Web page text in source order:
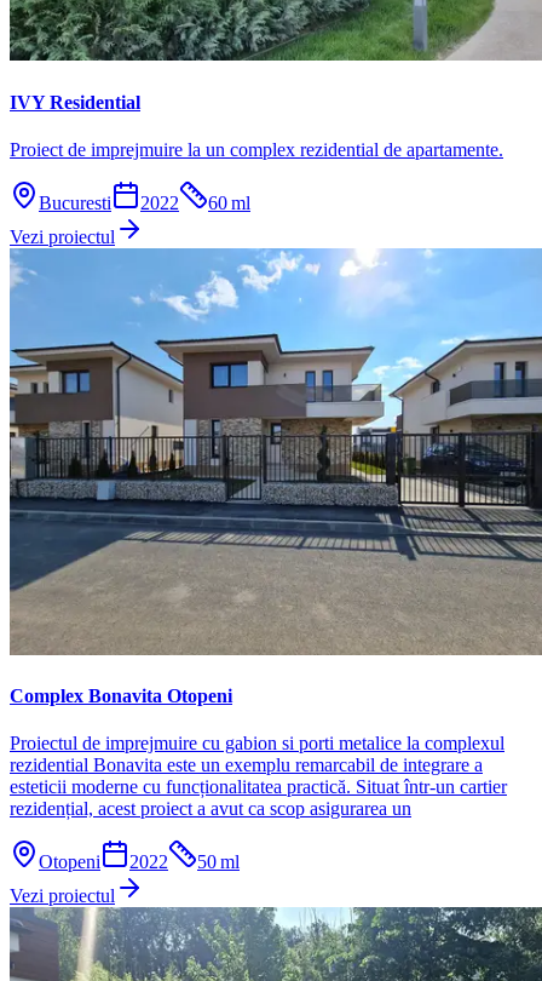
IVY Residential
Proiect de imprejmuire la un complex rezidential de apartamente.
Bucuresti 2022 60ml
Vezi proiectul
Complex Bonavita Otopeni
Proiectul de imprejmuire cu gabion si porti metalice la complexul
rezidential Bonavita este un exemplu remarcabil de integrare a
esteticii moderne cu funcționalitatea practică. Situat într-un cartier
rezidențial, acest proiect a avut ca scop asigurarea un
Otopeni 2022 50ml
Vezi proiectul